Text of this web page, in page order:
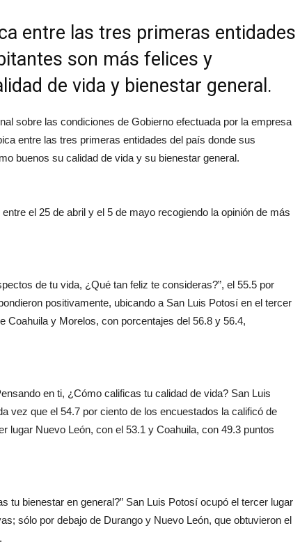
entre las tres primeras entidades
son más felices y
de vida y bienestar general.
sobre las condiciones de Gobierno efectuada por la empresa
entre las tres primeras entidades del país donde sus
buenos su calidad de vida y su bienestar general.
el 25 de abril y el 5 de mayo recogiendo la opinión de más
de tu vida, ¿Qué tan feliz te consideras?”, el 55.5 por
positivamente, ubicando a San Luis Potosí en el tercer
Coahuila y Morelos, con porcentajes del 56.8 y 56.4,
en ti, ¿Cómo calificas tu calidad de vida? San Luis
vez que el 54.7 por ciento de los encuestados la calificó de
lugar Nuevo León, con el 53.1 y Coahuila, con 49.3 puntos
tu bienestar en general?” San Luis Potosí ocupó el tercer lugar
sólo por debajo de Durango y Nuevo León, que obtuvieron el